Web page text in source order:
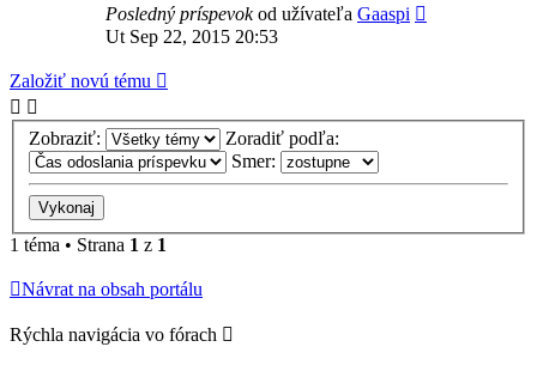
Posledný príspevokod užívateľa Gaaspi
Ut Sep 22, 2015 20:53
Založiť novú tému
Zobraziť:
Zoradiť podľa:
Smer:
1 téma • Strana 1 z 1
Návrat na obsah portálu
Rýchla navigácia vo fórach